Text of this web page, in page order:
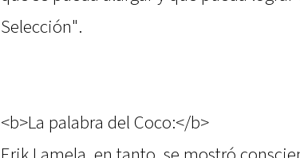
Selección".
<b>La palabra del Coco:</b>